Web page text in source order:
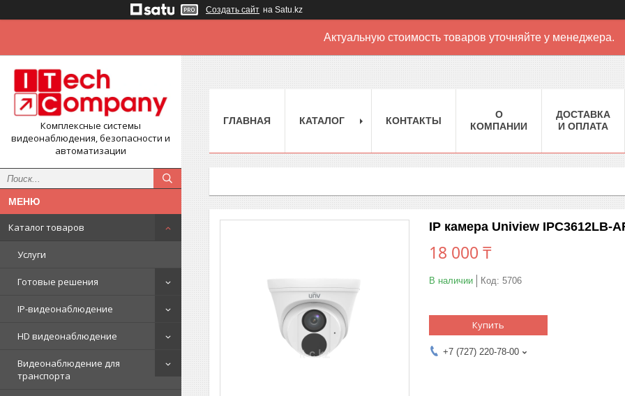
Создать сайт на Satu.kz
Актуальную стоимость товаров уточняйте у менеджера.
Комплексные системы
видеонаблюдения, безопасности и
автоматизации
Каталог товаров
Услуги
Готовые решения
IP-видеонаблюдение
HD видеонаблюдение
Видеонаблюдение для
транспорта
ГЛАВНАЯ КАТАЛОГ КОНТАКТЫ
О
КОМПАНИИ
ДОСТАВКА
И ОПЛАТА
IP камера Uniview IPC3612LB-
18 000 ₸
В наличии Код: 5706
Купить
+7 (727) 220-78-00